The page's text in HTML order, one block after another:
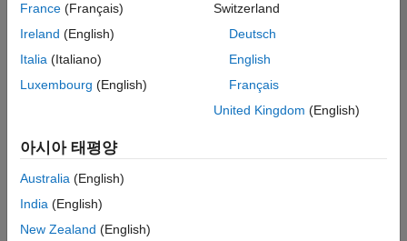
France (Français)
Ireland (English)
Italia (Italiano)
Luxembourg (English)
Switzerland
Deutsch
English
Français
United Kingdom (English)
아시아 태평양
Australia (English)
India (English)
New Zealand (English)